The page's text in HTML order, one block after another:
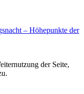
– Höhepunkte der
der Seite,